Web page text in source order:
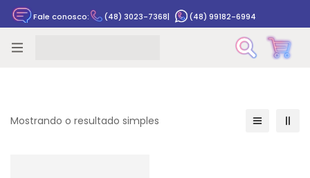
Fale conosco: (48) 3023-7368| (48) 99182-6994
Mostrando o resultado simples